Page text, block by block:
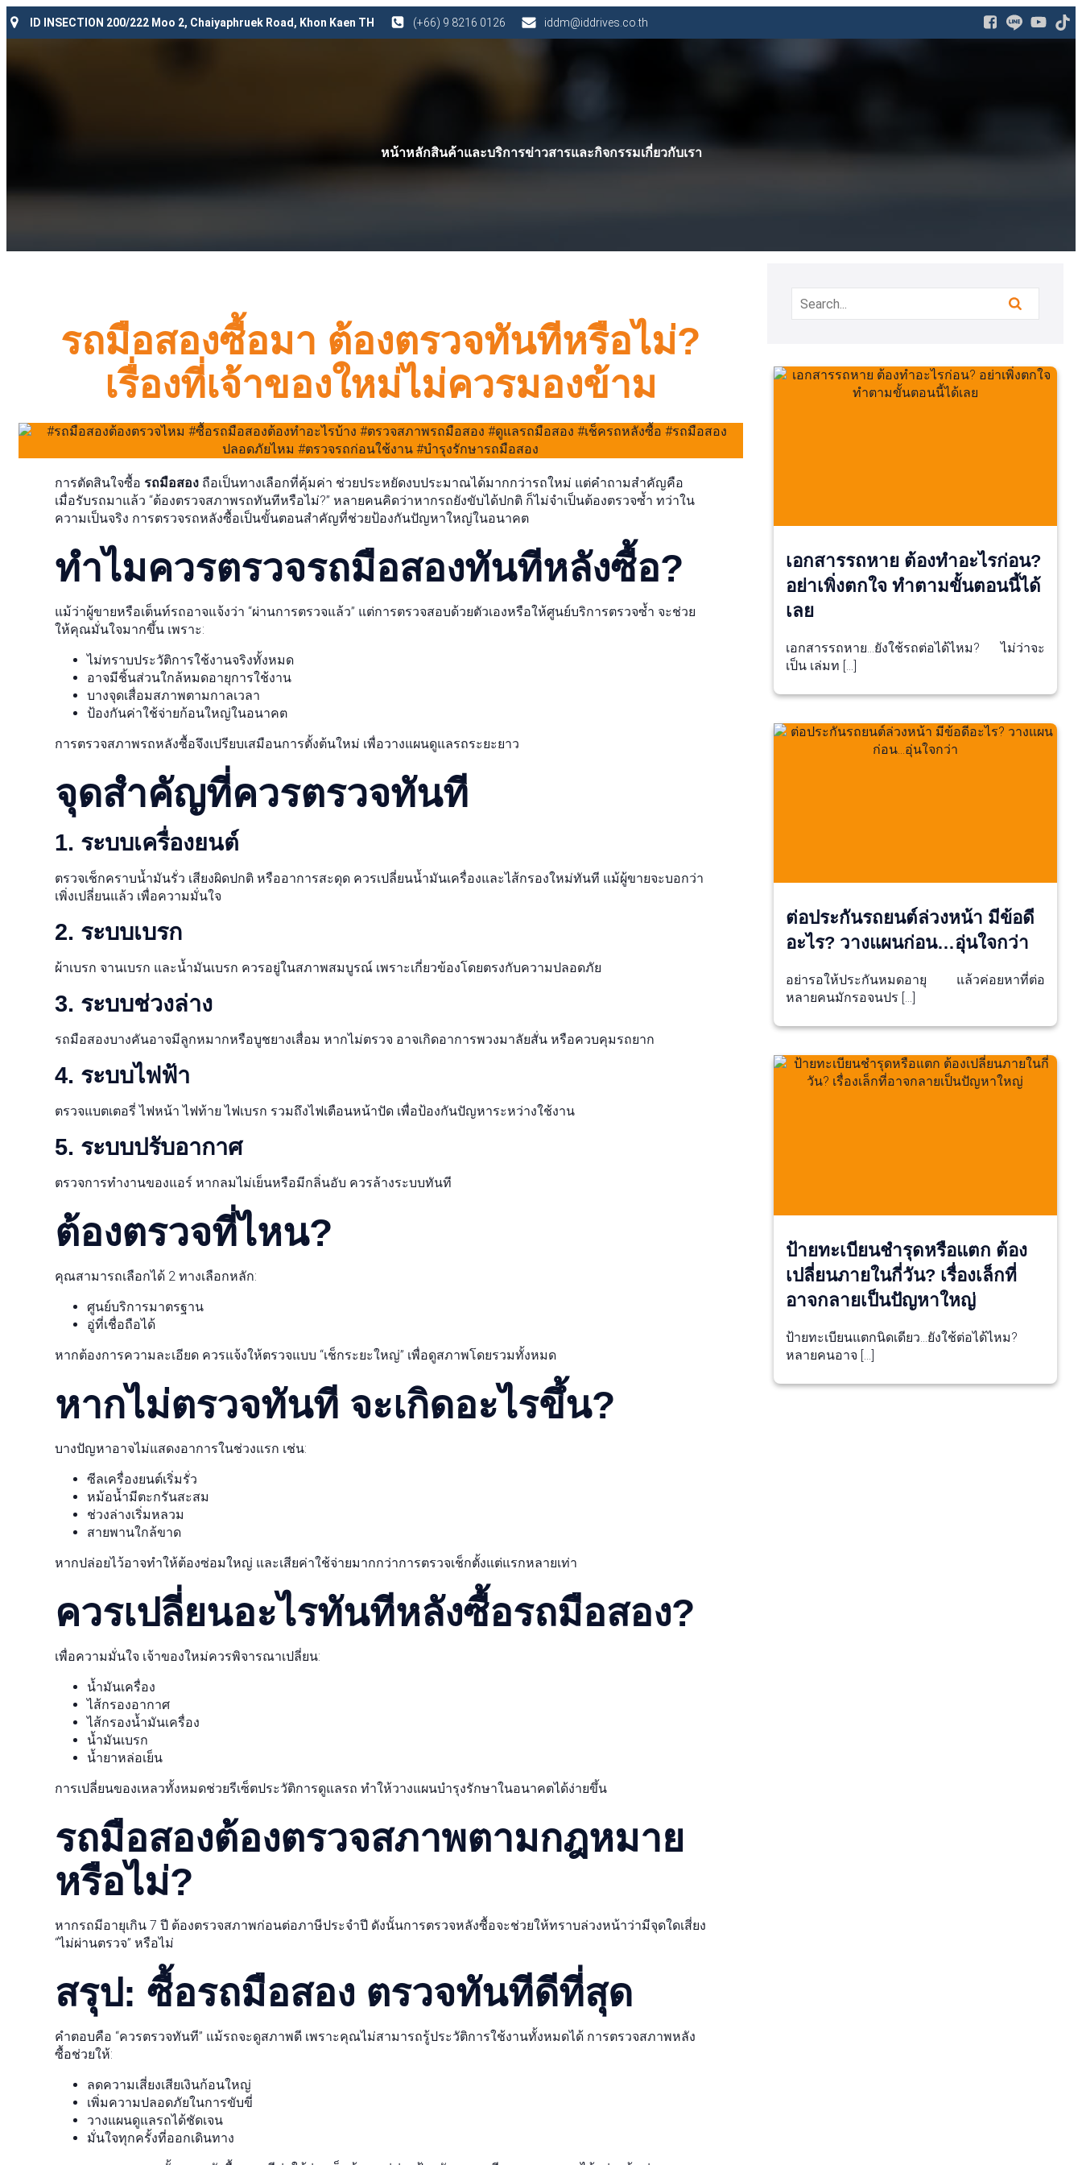
ID INSECTION 200/222 Moo 2, Chaiyaphruek Road, Khon Kaen TH (+66) 9 8216 0126 iddm@iddrives.co.th
หน้าหลักสินค้าและบริการข่าวสารและกิจกรรมเกี่ยวกับเรา
รถมือสองซื้อมา ต้องตรวจทันทีหรือไม่?
เรื่องที่เจ้าของใหม่ไม่ควรมองข้าม
การตัดสินใจซื้อ รถมือสองถือเป็นทางเลือกที่คุ้มค่า ช่วยประหยัดงบประมาณได้มากกว่ารถใหม่ แต่คำถามสำคัญคือ
เมื่อรับรถมาแล้ว “ต้องตรวจสภาพรถทันทีหรือไม่?” หลายคนคิดว่าหากรถยังขับได้ปกติ ก็ไม่จำเป็นต้องตรวจซ้ำ ทว่าใน
ความเป็นจริง การตรวจรถหลังซื้อเป็นขั้นตอนสำคัญที่ช่วยป้องกันปัญหาใหญ่ในอนาคต
ทำไมควรตรวจรถมือสองทันทีหลังซื้อ?
แม้ว่าผู้ขายหรือเต็นท์รถอาจแจ้งว่า “ผ่านการตรวจแล้ว” แต่การตรวจสอบด้วยตัวเองหรือให้ศูนย์บริการตรวจซ้ำ จะช่วย
ให้คุณมั่นใจมากขึ้น เพราะ:
ไม่ทราบประวัติการใช้งานจริงทั้งหมด
อาจมีชิ้นส่วนใกล้หมดอายุการใช้งาน
บางจุดเสื่อมสภาพตามกาลเวลา
ป้องกันค่าใช้จ่ายก้อนใหญ่ในอนาคต
การตรวจสภาพรถหลังซื้อจึงเปรียบเสมือนการตั้งต้นใหม่ เพื่อวางแผนดูแลรถระยะยาว
จุดสำคัญที่ควรตรวจทันที
1. ระบบเครื่องยนต์
ตรวจเช็กคราบน้ำมันรั่ว เสียงผิดปกติ หรืออาการสะดุด ควรเปลี่ยนน้ำมันเครื่องและไส้กรองใหม่ทันที แม้ผู้ขายจะบอกว่า
เพิ่งเปลี่ยนแล้ว เพื่อความมั่นใจ
2. ระบบเบรก
ผ้าเบรก จานเบรก และน้ำมันเบรก ควรอยู่ในสภาพสมบูรณ์ เพราะเกี่ยวข้องโดยตรงกับความปลอดภัย
3. ระบบช่วงล่าง
รถมือสองบางคันอาจมีลูกหมากหรือบูชยางเสื่อม หากไม่ตรวจ อาจเกิดอาการพวงมาลัยสั่น หรือควบคุมรถยาก
4. ระบบไฟฟ้า
ตรวจแบตเตอรี่ ไฟหน้า ไฟท้าย ไฟเบรก รวมถึงไฟเตือนหน้าปัด เพื่อป้องกันปัญหาระหว่างใช้งาน
5. ระบบปรับอากาศ
ตรวจการทำงานของแอร์ หากลมไม่เย็นหรือมีกลิ่นอับ ควรล้างระบบทันที
ต้องตรวจที่ไหน?
คุณสามารถเลือกได้ 2 ทางเลือกหลัก:
ศูนย์บริการมาตรฐาน
อู่ที่เชื่อถือได้
หากต้องการความละเอียด ควรแจ้งให้ตรวจแบบ “เช็กระยะใหญ่” เพื่อดูสภาพโดยรวมทั้งหมด
หากไม่ตรวจทันที จะเกิดอะไรขึ้น?
บางปัญหาอาจไม่แสดงอาการในช่วงแรก เช่น:
ซีลเครื่องยนต์เริ่มรั่ว
หม้อน้ำมีตะกรันสะสม
ช่วงล่างเริ่มหลวม
สายพานใกล้ขาด
หากปล่อยไว้อาจทำให้ต้องซ่อมใหญ่ และเสียค่าใช้จ่ายมากกว่าการตรวจเช็กตั้งแต่แรกหลายเท่า
ควรเปลี่ยนอะไรทันทีหลังซื้อรถมือสอง?
เพื่อความมั่นใจ เจ้าของใหม่ควรพิจารณาเปลี่ยน:
น้ำมันเครื่อง
ไส้กรองอากาศ
ไส้กรองน้ำมันเครื่อง
น้ำมันเบรก
น้ำยาหล่อเย็น
การเปลี่ยนของเหลวทั้งหมดช่วยรีเซ็ตประวัติการดูแลรถ ทำให้วางแผนบำรุงรักษาในอนาคตได้ง่ายขึ้น
รถมือสองต้องตรวจสภาพตามกฎหมาย
หรือไม่?
หากรถมีอายุเกิน 7 ปี ต้องตรวจสภาพก่อนต่อภาษีประจำปี ดังนั้นการตรวจหลังซื้อจะช่วยให้ทราบล่วงหน้าว่ามีจุดใดเสี่ยง
“ไม่ผ่านตรวจ” หรือไม่
สรุป: ซื้อรถมือสอง ตรวจทันทีดีที่สุด
คำตอบคือ “ควรตรวจทันที” แม้รถจะดูสภาพดี เพราะคุณไม่สามารถรู้ประวัติการใช้งานทั้งหมดได้ การตรวจสภาพหลัง
ซื้อช่วยให้:
ลดความเสี่ยงเสียเงินก้อนใหญ่
เพิ่มความปลอดภัยในการขับขี่
วางแผนดูแลรถได้ชัดเจน
มั่นใจทุกครั้งที่ออกเดินทาง
เอกสารรถหาย ต้องทำอะไรก่อน?
อย่าเพิ่งตกใจ ทำตามขั้นตอนนี้ได้
เลย
เอกสารรถหาย…ยังใช้รถต่อได้ไหม? ไม่ว่าจะ
เป็น เล่มท […]
ต่อประกันรถยนต์ล่วงหน้า มีข้อดี
อะไร? วางแผนก่อน…อุ่นใจกว่า
อย่ารอให้ประกันหมดอายุ แล้วค่อยหาที่ต่อ
หลายคนมักรอจนปร […]
ป้ายทะเบียนชำรุดหรือแตก ต้อง
เปลี่ยนภายในกี่วัน? เรื่องเล็กที่
อาจกลายเป็นปัญหาใหญ่
ป้ายทะเบียนแตกนิดเดียว…ยังใช้ต่อได้ไหม?
หลายคนอาจ […]